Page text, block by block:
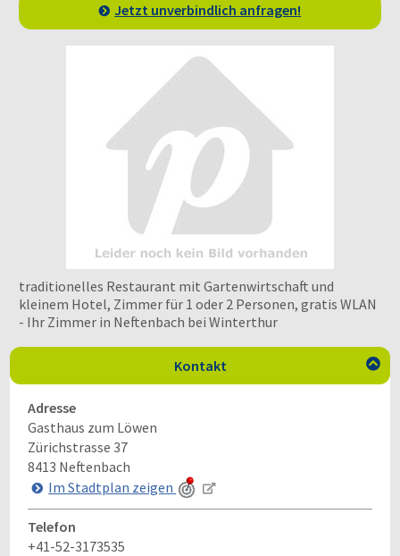
Jetzt unverbindlich anfragen!
traditionelles Restaurant mit Gartenwirtschaft und
kleinem Hotel, Zimmer für 1 oder 2 Personen, gratis WLAN
- Ihr Zimmer in Neftenbach bei Winterthur
Kontakt 
Adresse
Gasthaus zum Löwen
Zürichstrasse 37
8413 Neftenbach
Im Stadtplan zeigen
Telefon
+41-52-3173535